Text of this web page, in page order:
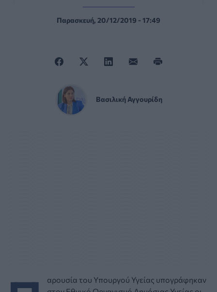
Παρασκευή, 20/12/2019 - 17:49
Βασιλική Αγγουρίδη
αρουσία του Υπουργού Υγείας υπογράφηκαν